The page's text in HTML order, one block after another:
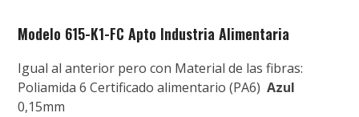
Modelo 615-K1-FC Apto Industria Alimentaria
Igual al anterior pero con Material de las fibras:
Poliamida 6 Certificado alimentario (PA6) Azul
0,15mm